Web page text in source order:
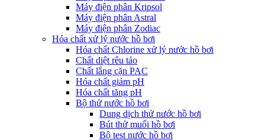
Máy điện phân Kripsol
Máy điện phân Astral
Máy điện phân Zodiac
Hóa chất xử lý nước hồ bơi
Hóa chất Chlorine xử lý nước hồ bơi
Chất diệt rêu tảo
Chất lắng cặn PAC
Hóa chất giảm pH
Hóa chất tăng pH
Bộ thử nước hồ bơi
Dung dịch thử nước hồ bơi
Bút thử muối hồ bơi
Bộ test nước hồ bơi